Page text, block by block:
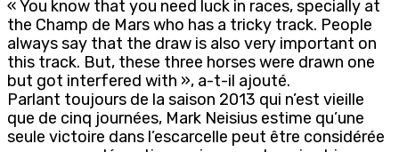
« You know that you need luck in races, specially at
the Champ de Mars who has a tricky track. People
always say that the draw is also very important on
this track. But, these three horses were drawn one
but got interfered with », a-t-il ajouté.
Parlant toujours de la saison 2013 qui n’est vieille
que de cinq journées, Mark Neisius estime qu’une
seule victoire dans l’escarcelle peut être considérée